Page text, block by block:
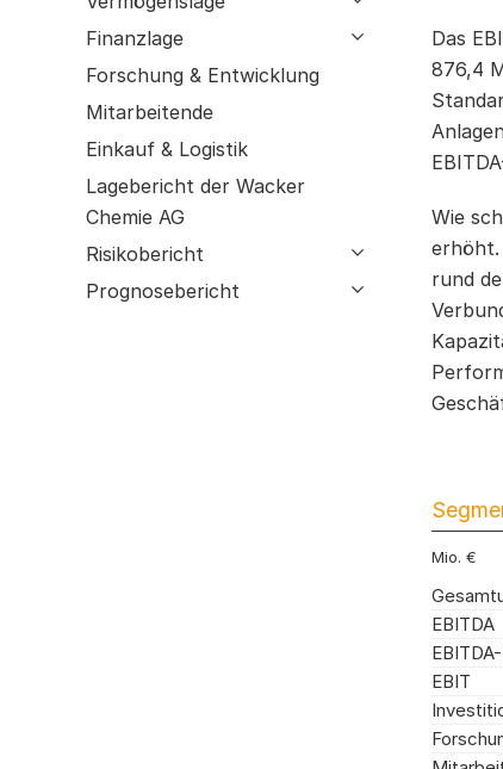
Lagebericht der Wacker Chemie AG
Risikobericht
Prognosebericht
Bestätigungsvermerk
Finanzlage open submenu
Forschung & Entwicklung
Mitarbeitende
Einkauf & Logistik
Lagebericht der Wacker
Chemie AG
Risikobericht
open submenu
Prognosebericht open submenu
Das
876,4
Wie
erhöht.
rund
Mio. €
EBITDA
EBIT